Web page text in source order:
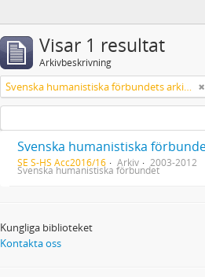
Visar 1 resultat
Arkivbeskrivning
Svenska humanistiska förbundets arkiv: handlingar 2003-2012
Svenska humanistiska
SE S-HS Acc2016/16 Arkiv 2003-2012
Svenska humanistiska förbundet
Kungliga biblioteket
Kontakta oss